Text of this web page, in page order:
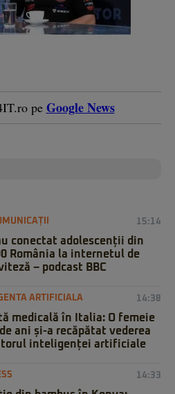
pe Google News
15:14
conectat adolescenții din
România la internetul de
– podcast BBC
ARTIFICIALA 14:38
medicală în Italia: O femeie
ani și-a recăpătat vederea
inteligenței artificiale
14:33